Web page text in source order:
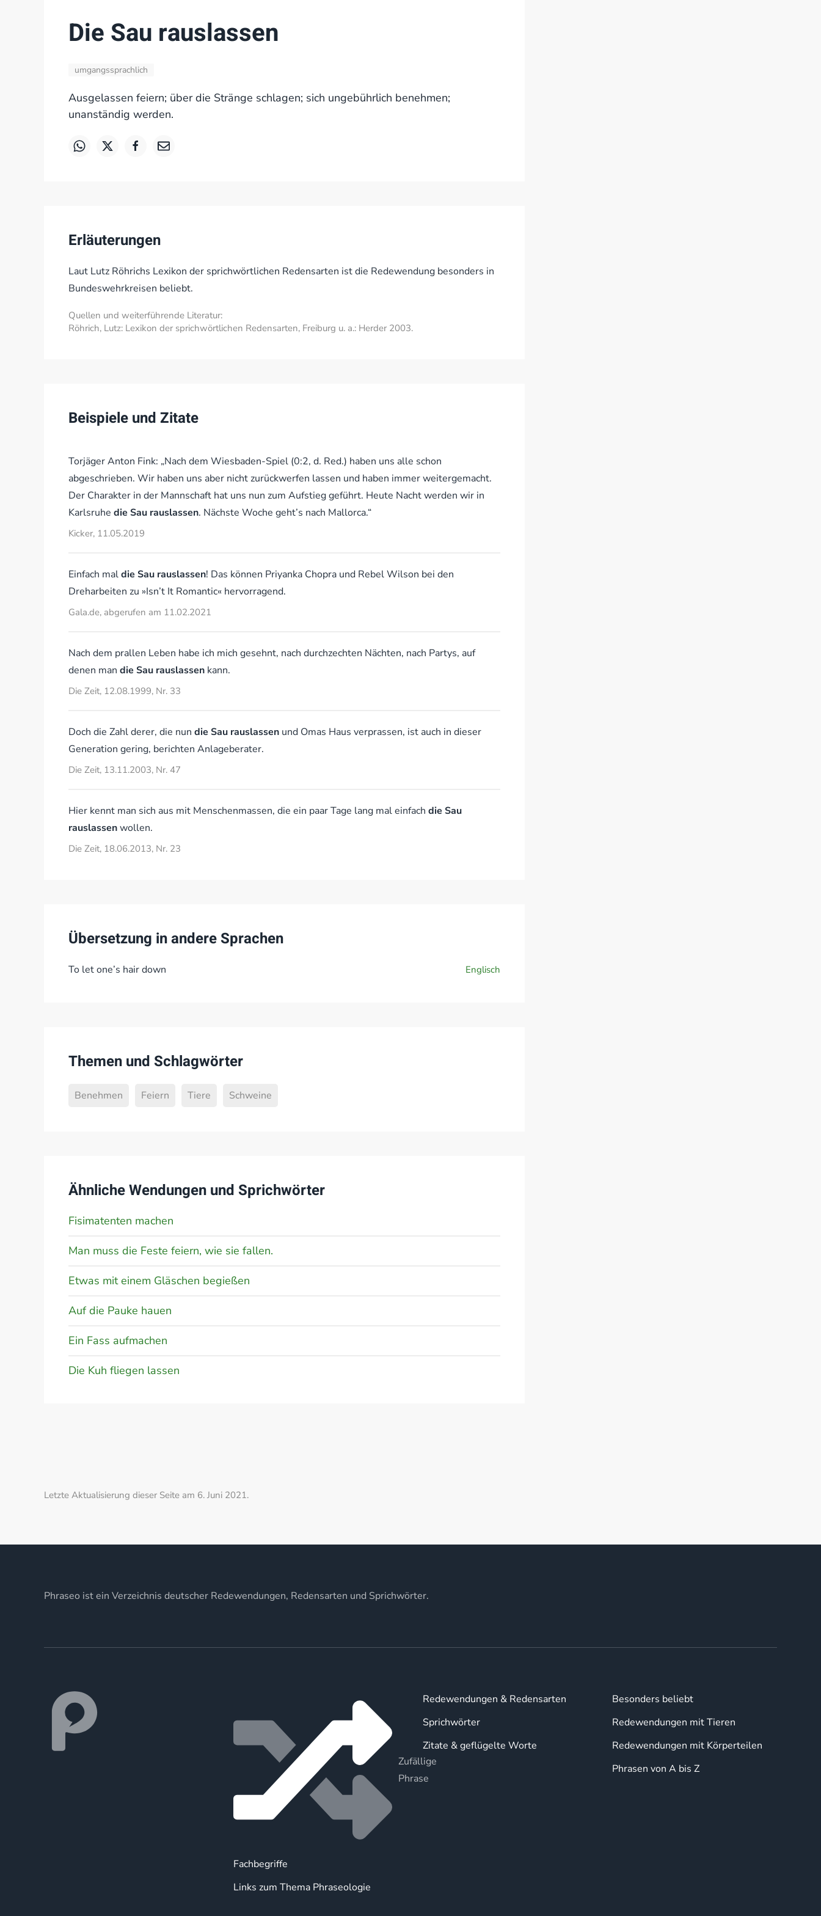
Die Sau rauslassen
umgangssprachlich
Ausgelassen feiern; über die Stränge schlagen; sich ungebührlich benehmen;
unanständig werden.
Erläuterungen
Laut Lutz Röhrichs Lexikon der sprichwörtlichen Redensarten ist die Redewendung besonders in
Bundeswehrkreisen beliebt.
Quellen und weiterführende Literatur:
Röhrich, Lutz: Lexikon der sprichwörtlichen Redensarten, Freiburg u. a.: Herder 2003.
Beispiele und Zitate
Torjäger Anton Fink: „Nach dem Wiesbaden-Spiel (0:2, d. Red.) haben uns alle schon
abgeschrieben. Wir haben uns aber nicht zurückwerfen lassen und haben immer weitergemacht.
Der Charakter in der Mannschaft hat uns nun zum Aufstieg geführt. Heute Nacht werden wir in
Karlsruhe die Sau rauslassen. Nächste Woche geht’s nach Mallorca.“
Kicker, 11.05.2019
Einfach maldie Sau rauslassen! Das können Priyanka Chopra und Rebel Wilson bei den
Dreharbeiten zu »Isn’t It Romantic« hervorragend.
Gala.de, abgerufen am 11.02.2021
Nach dem prallen Leben habe ich mich gesehnt, nach durchzechten Nächten, nach Partys, auf
denen man die Sau rauslassen kann.
Die Zeit, 12.08.1999, Nr. 33
Doch die Zahl derer, die nun die Sau rauslassen und Omas Haus verprassen, ist auch in dieser
Generation gering, berichten Anlageberater.
Die Zeit, 13.11.2003, Nr. 47
Hier kennt man sich aus mit Menschenmassen, die ein paar Tage lang mal einfach die Sau
rauslassenwollen.
Die Zeit, 18.06.2013, Nr. 23
Übersetzung in andere Sprachen
To let one’s hair down Englisch
Themen und Schlagwörter
Benehmen Feiern Tiere Schweine
Ähnliche Wendungen und Sprichwörter
Fisimatenten machen
Man muss die Feste feiern, wie sie fallen.
Etwas mit einem Gläschen begießen
Auf die Pauke hauen
Ein Fass aufmachen
Die Kuh fliegen lassen
Letzte Aktualisierung dieser Seite am 6. Juni 2021.
Phraseo ist ein Verzeichnis deutscher Redewendungen, Redensarten und Sprichwörter.
Zufällige
Phrase
Fachbegriffe
Links zum Thema Phraseologie
Redewendungen & Redensarten
Sprichwörter
Zitate & geflügelte Worte
Besonders beliebt
Redewendungen mit Tieren
Redewendungen mit Körperteilen
Phrasen von A bis Z